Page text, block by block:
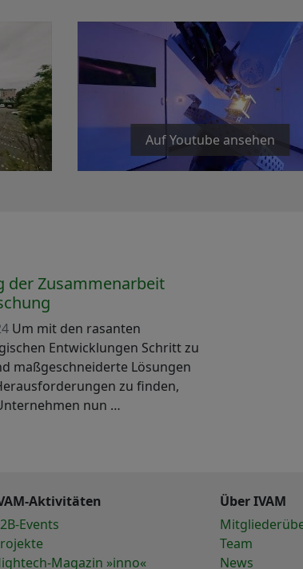
Auf Youtube ansehen
der Zusammenarbeit
Um mit den rasanten
Entwicklungen Schritt zu
maßgeschneiderte Lösungen
zu finden,
nun …
Aktivitäten
Events
Magazin »inno«
Über IVAM
Team
News